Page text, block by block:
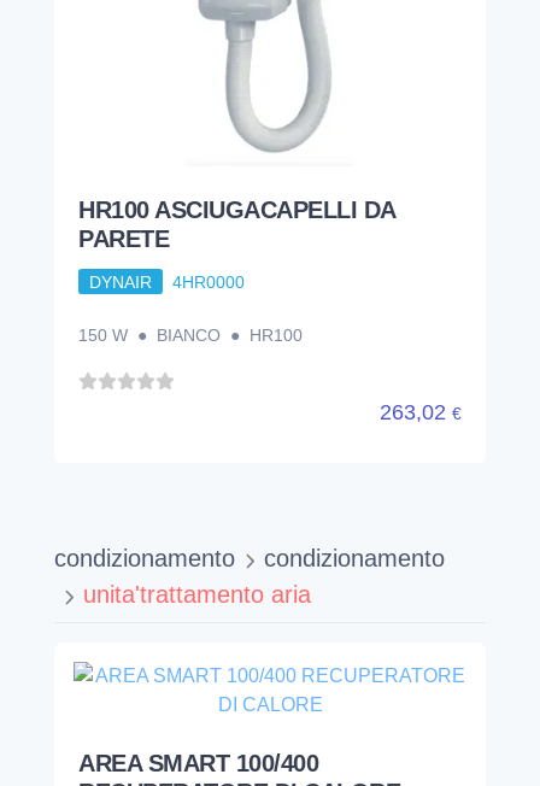
HR100 ASCIUGACAPELLI DA
PARETE
DYNAIR 4HR0000
150 W ● BIANCO ● HR100
263,02 €
condizionamento
condizionamento
unita'trattamento aria
AREA SMART 100/400